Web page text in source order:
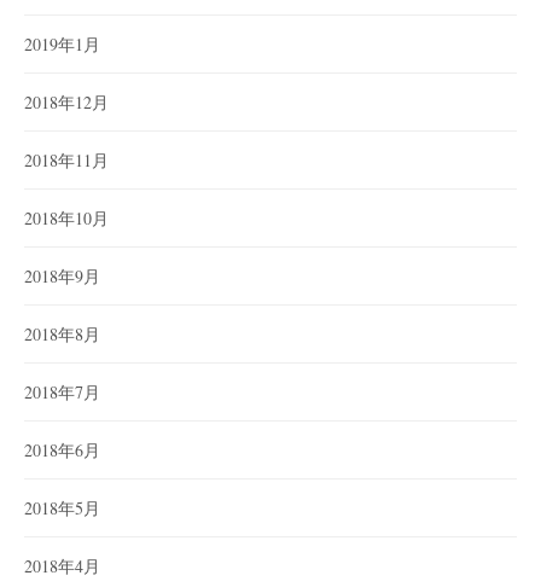
2019年1月
2018年12月
2018年11月
2018年10月
2018年9月
2018年8月
2018年7月
2018年6月
2018年5月
2018年4月